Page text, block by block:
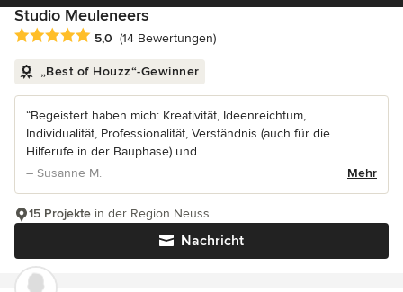
Studio Meuleneers
Durchschnittliche Bewertung: 5 von 5 Sternen
5,0 (14 Bewertungen)
„Best of Houzz“-Gewinner
“Begeistert haben mich: Kreativität, Ideenreichtum,
Individualität, Professionalität, Verständnis (auch für die
Hilferufe in der Bauphase) und...
– Susanne M.
Mehr
Nachricht
15 Projekte in der Region Neuss